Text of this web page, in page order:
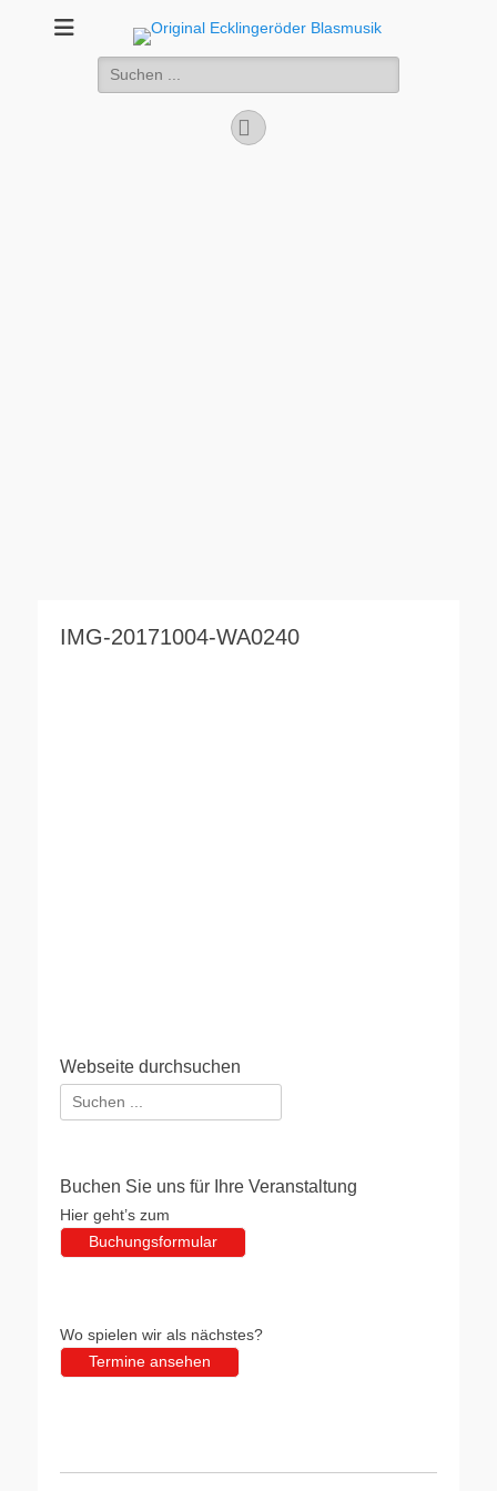
Original
.. einfach zünftig gute Musik
Suchen
nach:
Facebook
IMG-20171004-WA0240
Webseite durchsuchen
Suchen
nach:
Buchen Sie uns für Ihre Veranstaltung
Hier geht’s zum
Buchungsformular
Wo spielen wir als nächstes?
Termine ansehen